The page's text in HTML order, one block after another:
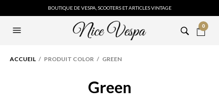
BOUTIQUE DE VESPA, SCOOTERS ET ARTICLES VINTAGE
0
ACCUEIL / PRODUIT COLOR / GREEN
Green